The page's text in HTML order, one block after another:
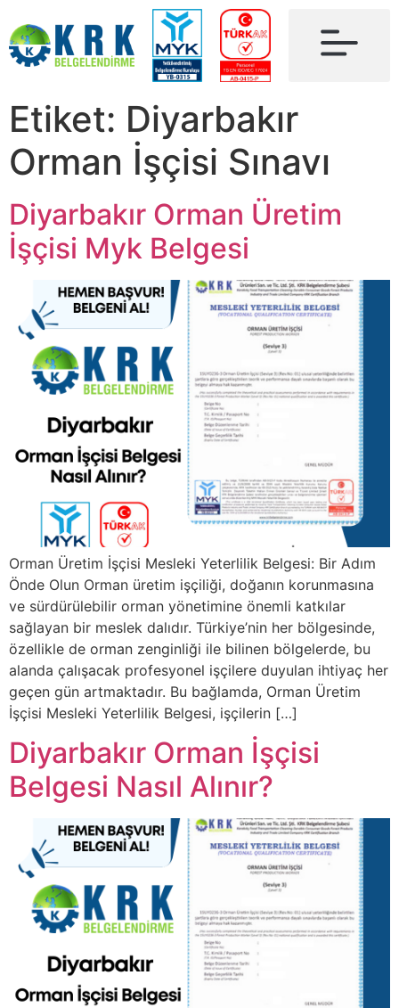
Etiket: Diyarbakır
Orman İşçisi Sınavı
Diyarbakır Orman Üretim
İşçisi Myk Belgesi
Orman Üretim İşçisi Mesleki Yeterlilik Belgesi: Bir Adım
Önde Olun Orman üretim işçiliği, doğanın korunmasına
ve sürdürülebilir orman yönetimine önemli katkılar
sağlayan bir meslek dalıdır. Türkiye’nin her bölgesinde,
özellikle de orman zenginliği ile bilinen bölgelerde, bu
alanda çalışacak profesyonel işçilere duyulan ihtiyaç her
geçen gün artmaktadır. Bu bağlamda, Orman Üretim
İşçisi Mesleki Yeterlilik Belgesi, işçilerin […]
Diyarbakır Orman İşçisi
Belgesi Nasıl Alınır?